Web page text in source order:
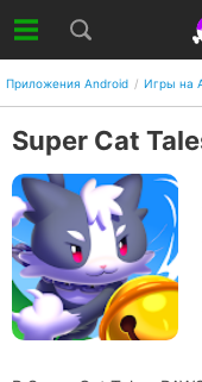
Приложения Android Игры на
Super Cat